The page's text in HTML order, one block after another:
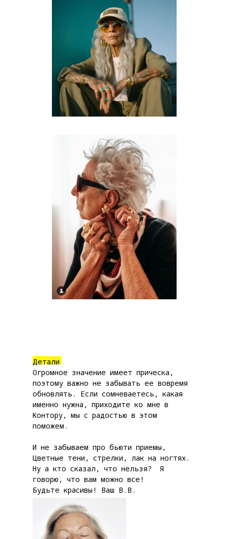
Детали
Огромное значение имеет прическа,
поэтому важно не забывать ее вовремя
обновлять. Если сомневаетесь, какая
именно нужна, приходите ко мне в
Контору, мы с радостью в этом
поможем.
И не забываем про бьюти приемы,
Цветные тени, стрелки, лак на ногтях.
Ну а кто сказал, что нельзя? Я
говорю, что вам можно все!
Будьте красивы! Ваш В.В.